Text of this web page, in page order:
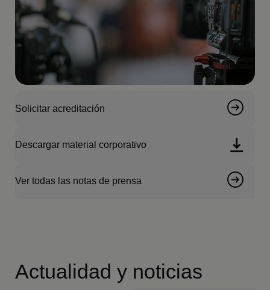
Solicitar acreditación
Descargar material corporativo
Ver todas las notas de prensa
Actualidad y noticias